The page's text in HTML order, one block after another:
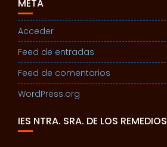
META
Acceder
Feed de entradas
Feed de comentarios
WordPress.org
IES NTRA. SRA. DE LOS REMEDIOS